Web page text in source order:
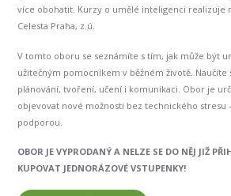
více obohatit. Kurzy o umělé inteligenci realizuje
Celesta Praha, z.ú.
V tomto oboru se seznámíte s tím, jak může být
užitečným pomocníkem v běžném životě. Naučíte
plánování, tvoření, učení i komunikaci. Obor je
objevovat nové možnosti bez technického stresu
podporou.
OBOR JE VYPRODANÝ A NELZE SE DO NĚJ JIŽ
KUPOVAT JEDNORÁZOVÉ VSTUPENKY!